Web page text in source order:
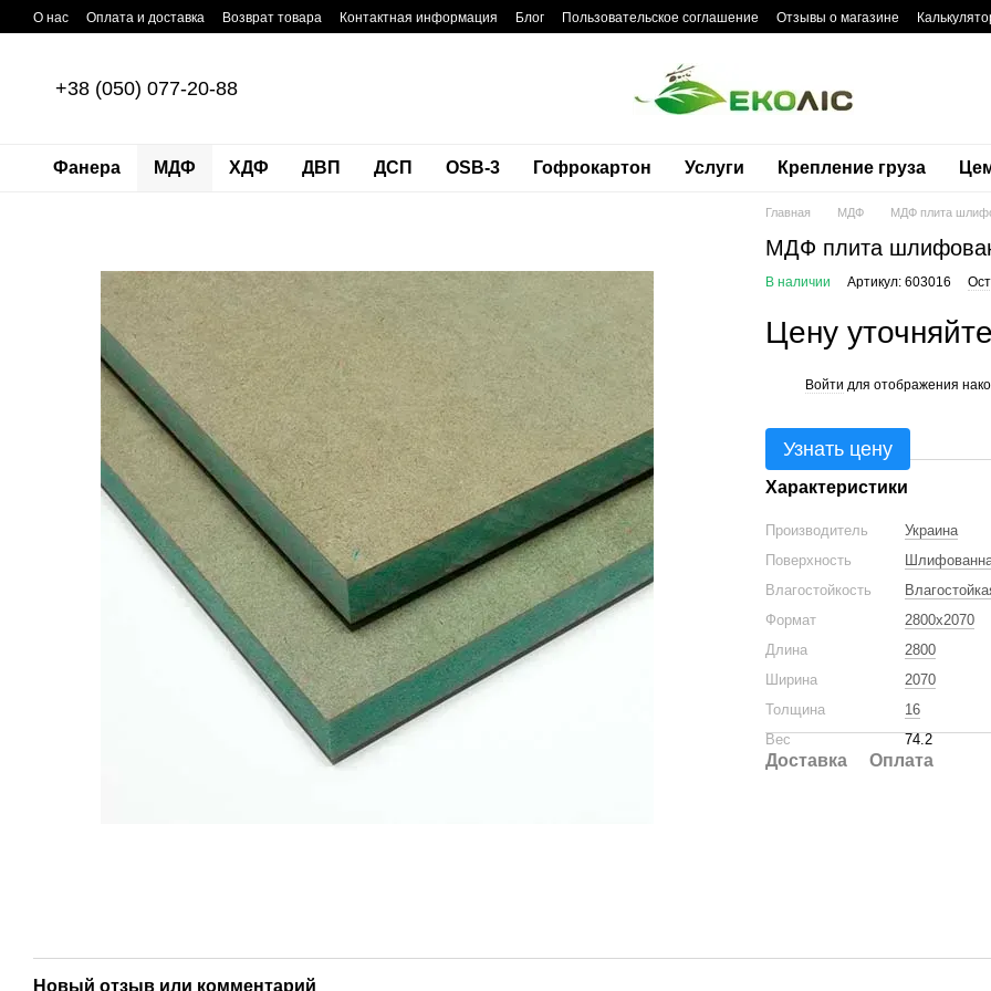
Перейти к основному контенту
О нас Оплата и доставка Возврат товара Контактная информация Блог Пользовательское соглашение Отзывы о магазине
+38 (050) 077-20-88
Фанера МДФ ХДФ ДВП ДСП OSB-3 Гофрокартон Услуги Крепление груза
Главная МДФ МДФ плита
МДФ плита
В наличии Артикул: 603016
Цену
Войти для отображения
Узнать цену
Характеристики
Производитель
Украина
Поверхность
Влагостойкость
Формат
2800x2070
Длина
2800
Ширина
2070
Толщина
16
Вес
74.2
Доставка Оплата
Новый отзыв или комментарий